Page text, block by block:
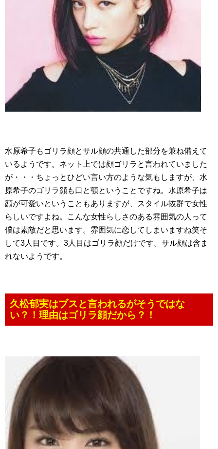
水原希子もゴリラ顔とサル顔の共通した部分を兼ね備えて
いるようです。ネット上では顔ゴリラと言われていました
が・・・ちょっとひどい言い方のような気もしますが、水
原希子のゴリラ顔も口と顎ということですね。水原希子は
顔が可愛いということもありますが、スタイル抜群で女性
らしいですよね。こんな女性らしさのある雰囲気の人って
僕は素敵だと思います。雰囲気に恋してしまいますね笑そ
して3人目です。3人目はゴリラ顔だけです。サル顔は含ま
れないようです。
久松郁実はブスと言われるがそうではな
い？！理由はゴリラ顔だから？！